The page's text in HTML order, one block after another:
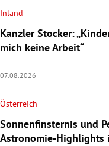
Inland
Kanzler Stocker:
mich keine Arbeit“
07.08.2026
Österreich
Sonnenfinsternis und
Astronomie-Highlights